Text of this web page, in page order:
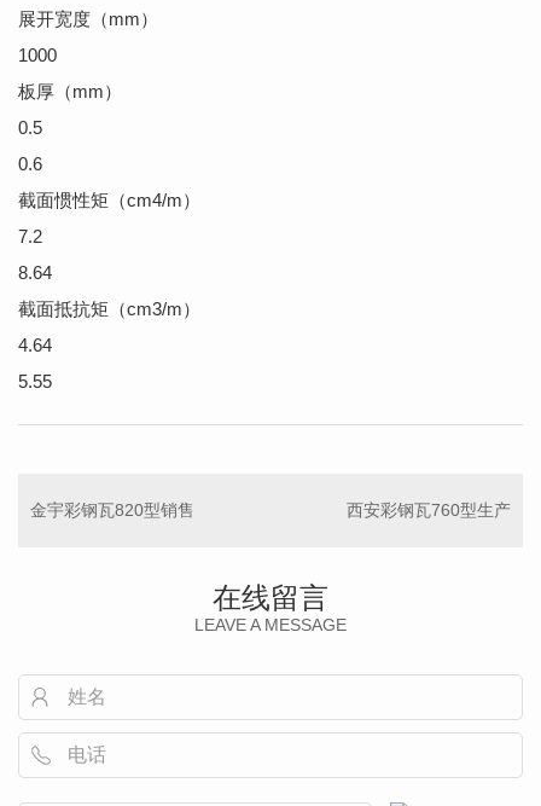
展开宽度（mm）
1000
板厚（mm）
0.5
0.6
截面惯性矩（cm4/m）
7.2
8.64
截面抵抗矩（cm3/m）
4.64
5.55
金宇彩钢瓦820型销售 西安彩钢瓦760型生产
在线留言
LEAVE A MESSAGE